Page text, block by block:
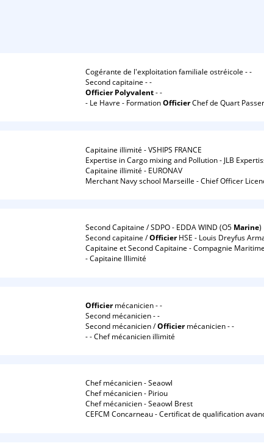
Cogérante de l'exploitation familiale ostréicole - -
Second capitaine - -
Officier Polyvalent- -
- Le Havre - FormationOfficierChef de Quart
Capitaine illimité - VSHIPS FRANCE
Expertise in Cargo mixing and Pollution - JLB
Capitaine illimité - EURONAV
Merchant Navy school Marseille - Chief Officer
Second Capitaine / SDPO - EDDA WIND (O5 Marine)
Second capitaine /OfficierHSE - Louis Dreyfus
Capitaine et Second Capitaine - Compagnie
- Capitaine Illimité
Officiermécanicien - -
Second mécanicien - -
Second mécanicien /Officiermécanicien - -
- - Chef mécanicien illimité
Chef mécanicien - Seaowl
Chef mécanicien - Piriou
Chef mécanicien - Seaowl Brest
CEFCM Concarneau - Certificat de qualification